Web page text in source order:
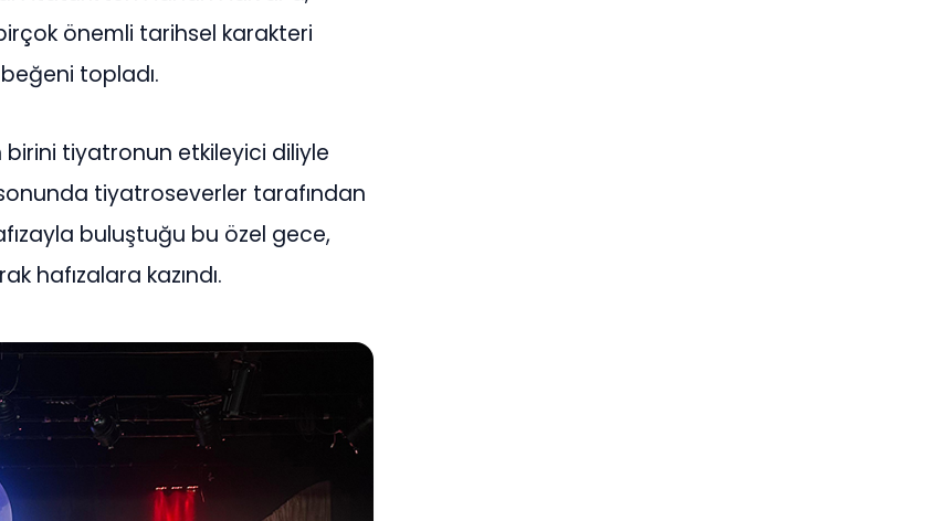
önemli tarihsel karakteri
topladı.
tiyatronun etkileyici diliyle
tiyatroseverler tarafından
buluştuğu bu özel gece,
hafızalara kazındı.